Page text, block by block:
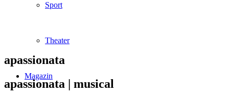
Sport
Theater
Magazin
apassionata
apassionata | musical